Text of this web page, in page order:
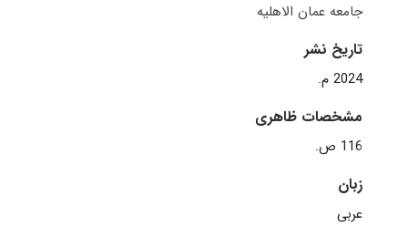
جامعه عمان الاهلیه
تاریخ نشر
2024 م.
مشخصات ظاهری
116 ص.
زبان
عربی